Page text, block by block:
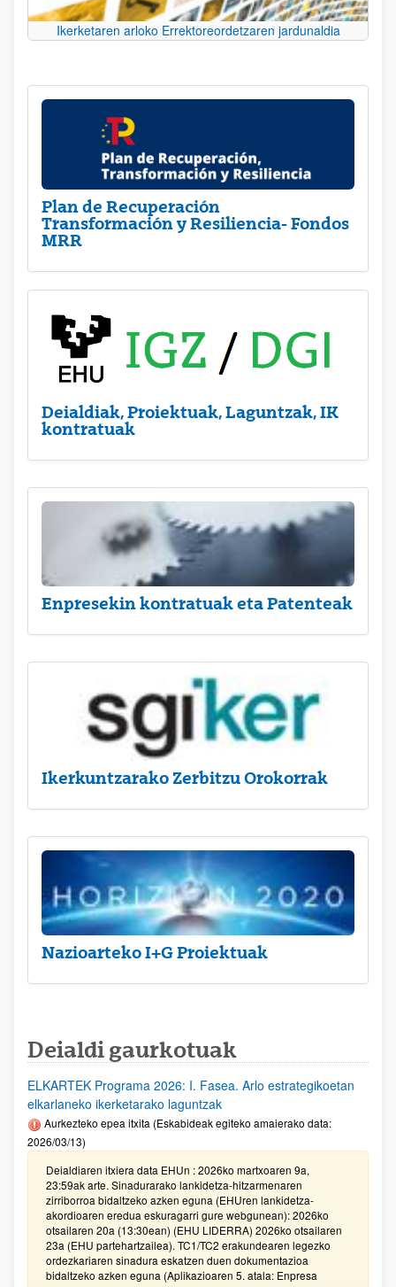
Ikerketaren arloko Errektoreordetzaren jardunaldia
Plan de Recuperación
Transformación y Resiliencia- Fondos
MRR
Deialdiak, Proiektuak, Laguntzak, IK
kontratuak
Enpresekin kontratuak eta Patenteak
Ikerkuntzarako Zerbitzu Orokorrak
Nazioarteko I+G Proiektuak
Deialdi gaurkotuak
ELKARTEK Programa 2026: I. Fasea. Arlo estrategikoetan
elkarlaneko ikerketarako laguntzak
Aurkezteko epea itxita (Eskabideak egiteko amaierako data:
2026/03/13)
Deialdiaren itxiera data EHUn : 2026ko martxoaren 9a,
23:59ak arte. Sinadurarako lankidetza-hitzarmenaren
zirriborroa bidaltzeko azken eguna (EHUren lankidetza-
akordioaren eredua eskuragarri gure webgunean): 2026ko
otsailaren 20a (13:30ean) (EHU LIDERRA) 2026ko otsailaren
23a (EHU partehartzailea). TC1/TC2 erakundearen legezko
ordezkariaren sinadura eskatzen duen dokumentazioa
bidaltzeko azken eguna (Aplikazioaren 5. atala: Enpresa